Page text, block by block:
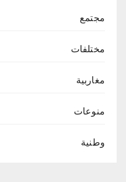
مجتمع
مختلفات
مغاربية
منوعات
وطنية